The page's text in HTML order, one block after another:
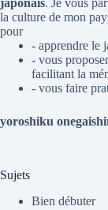
la culture de mon
pour
- apprendre le
- vous
facilitant la
- vous faire
yoroshiku
Sujets
Bien débuter